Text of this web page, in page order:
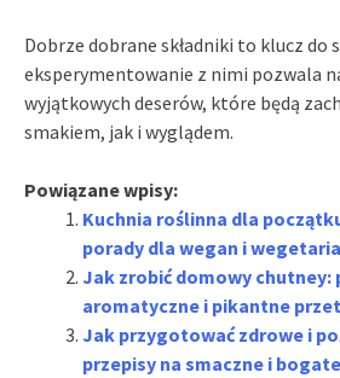
Dobrze dobrane składniki to klucz do
eksperymentowanie z nimi pozwala
wyjątkowych deserów, które będą
smakiem, jak i wyglądem.
Powiązane wpisy:
Kuchnia roślinna dla
porady dla wegan i
Jak zrobić domowy chutney:
aromatyczne i pikantne
Jak przygotować zdrowe i
przepisy na smaczne i